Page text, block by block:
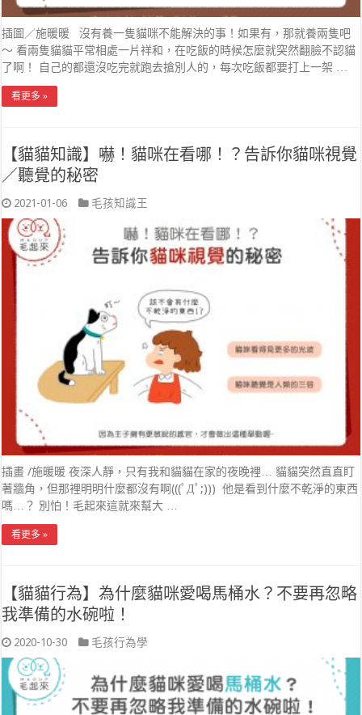
插圖／施暖暖 沒有養一隻貓咪不能解決的事！如果有，那就養兩隻吧
～ 看兩隻貓貓平常相處一片祥和，在吃飯的時候怎麼就突然翻臉不認貓
了啊！ 自己的都還沒吃完就跑去搶別人的，每次吃飯都要打上一架 …
看更多 »
【貓貓知識】嚇！貓咪在看哪！？告訴你貓咪視覺
／聽覺的秘密
2021-01-06 毛孩知識王
插畫 /施暖暖 夜深人靜，只有我和貓貓在家的夜晚裡… 貓貓突然直直盯
著牆角，但那裡明明什麼都沒有啊(((ﾟДﾟ;))) 他是看到什麼不乾淨的東西
嗎…？ 別怕！毛起來這就來幫大 …
看更多 »
【貓貓行為】為什麼貓咪愛喝馬桶水？不要再忽略
我準備的水碗啦！
2020-10-30 毛孩行為學